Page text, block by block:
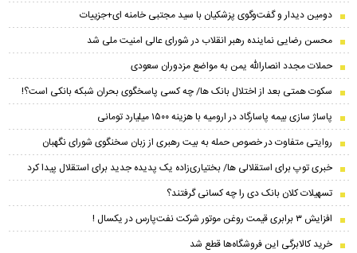
دومین دیدار و گفت‌وگوی پزشکیان با سید مجتبی خامنه ای+جزییات
محسن رضایی نماینده رهبر انقلاب در شورای عالی امنیت ملی شد
حملات مجدد انصارالله یمن به مواضع مزدوران سعودی
سکوت همتی بعد از اختلال بانک ها/ چه کسی پاسخگوی بحران شبکه بانکی است؟!
پاساژ سازی بیمه پاسارگاد در ارومیه با هزینه ۱۵۰۰ میلیارد تومانی
روایتی متفاوت در خصوص حمله به بیت رهبری از زبان سخنگوی شورای نگهبان
خبری توپ برای استقلالی ها/ بختیاری‌زاده یک پدیده جدید برای استقلال پیدا کرد
تسهیلات کلان بانک دی را چه کسانی گرفتند؟
افزایش ۳ برابری قیمت روغن موتور شرکت نفت‌پارس در یکسال !
خرید کالابرگی این فروشگاه‌ها قطع شد